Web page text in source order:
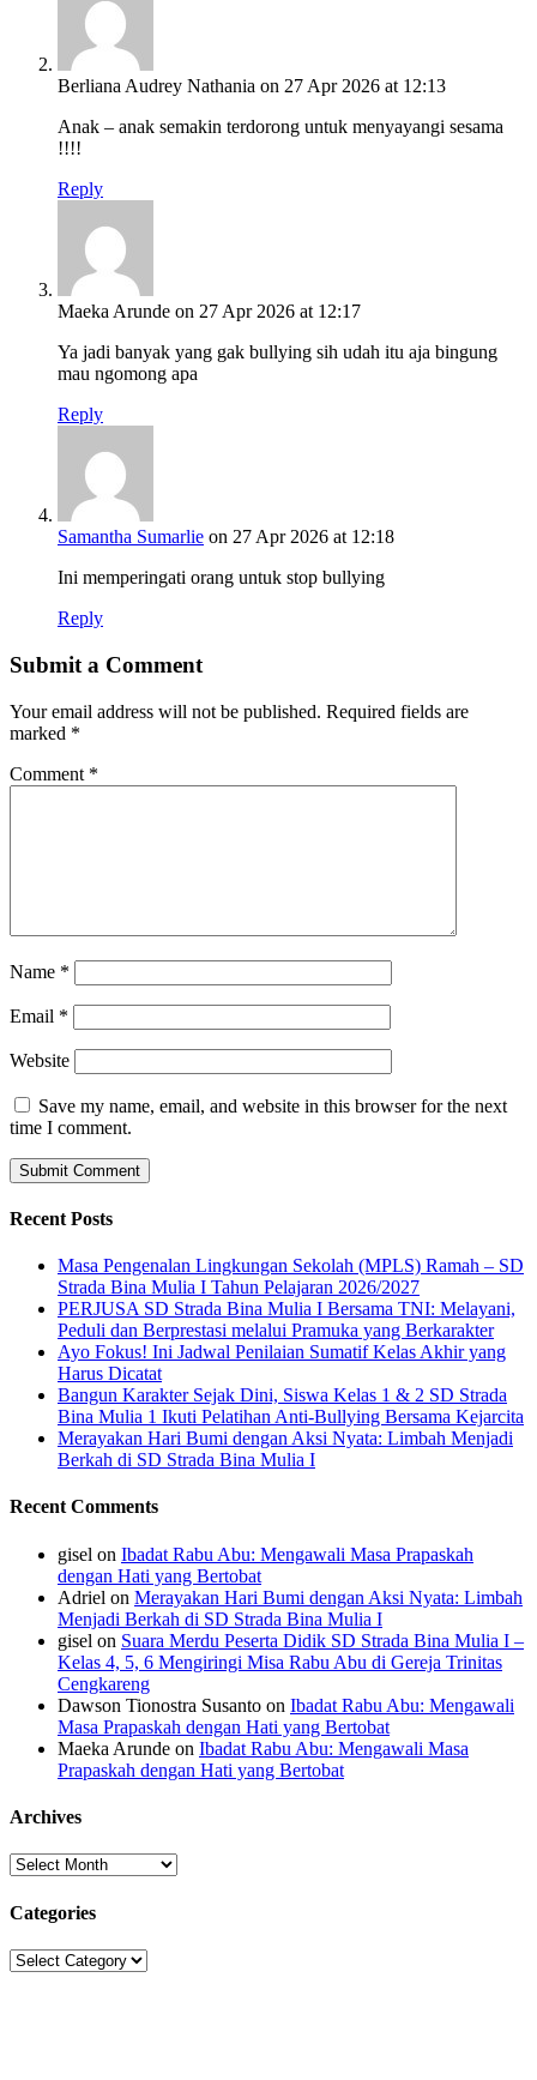
Berliana Audrey Nathania on 27 Apr 2026 at 12:13
Anak – anak semakin terdorong untuk menyayangi sesama
!!!!
Reply
Maeka Arunde on 27 Apr 2026 at 12:17
Ya jadi banyak yang gak bullying sih udah itu aja bingung
mau ngomong apa
Reply
Samantha Sumarlie on 27 Apr 2026 at 12:18
Ini memperingati orang untuk stop bullying
Reply
Submit a Comment
Your email address will not be published. Required fields are
marked *
Comment *
Name *
Email *
Website
Save my name, email, and website in this browser for the next
time I comment.
Recent Posts
Masa Pengenalan Lingkungan Sekolah (MPLS) Ramah – SD
Strada Bina Mulia I Tahun Pelajaran 2026/2027
PERJUSA SD Strada Bina Mulia I Bersama TNI: Melayani,
Peduli dan Berprestasi melalui Pramuka yang Berkarakter
Ayo Fokus! Ini Jadwal Penilaian Sumatif Kelas Akhir yang
Harus Dicatat
Bangun Karakter Sejak Dini, Siswa Kelas 1 & 2 SD Strada
Bina Mulia 1 Ikuti Pelatihan Anti-Bullying Bersama Kejarcita
Merayakan Hari Bumi dengan Aksi Nyata: Limbah Menjadi
Berkah di SD Strada Bina Mulia I
Recent Comments
gisel on Ibadat Rabu Abu: Mengawali Masa Prapaskah
dengan Hati yang Bertobat
Adriel on Merayakan Hari Bumi dengan Aksi Nyata: Limbah
Menjadi Berkah di SD Strada Bina Mulia I
gisel on Suara Merdu Peserta Didik SD Strada Bina Mulia I –
Kelas 4, 5, 6 Mengiringi Misa Rabu Abu di Gereja Trinitas
Cengkareng
Dawson Tionostra Susanto on Ibadat Rabu Abu: Mengawali
Masa Prapaskah dengan Hati yang Bertobat
Maeka Arunde on Ibadat Rabu Abu: Mengawali Masa
Prapaskah dengan Hati yang Bertobat
Archives
Archives
Categories
Categories